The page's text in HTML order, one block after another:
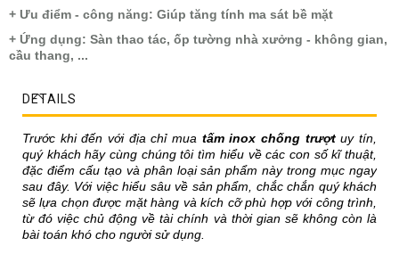
+ Ưu điểm - công năng: Giúp tăng tính ma sát bề mặt
+ Ứng dụng: Sàn thao tác, ốp tường nhà xưởng - không gian,
cầu thang, ...
DETAILS
Trước khi đến với địa chỉ mua tấm inox chống trượtuy tín,
quý khách hãy cùng chúng tôi tìm hiểu về các con số kĩ thuật,
đặc điểm cấu tạo và phân loại sản phẩm này trong mục ngay
sau đây. Với việc hiểu sâu về sản phẩm, chắc chắn quý khách
sẽ lựa chọn được mặt hàng và kích cỡ phù hợp với công trình,
từ đó việc chủ động về tài chính và thời gian sẽ không còn là
bài toán khó cho người sử dụng.